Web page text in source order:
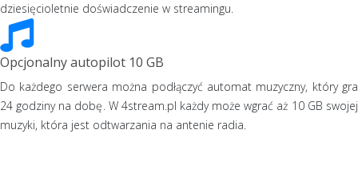
dziesięcioletnie doświadczenie w streamingu.
Opcjonalny autopilot 10 GB
Do każdego serwera można podłączyć automat muzyczny, który gra
24 godziny na dobę. W 4stream.pl każdy może wgrać aż 10 GB swojej
muzyki, która jest odtwarzania na antenie radia.